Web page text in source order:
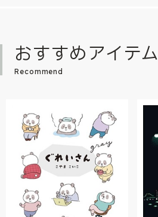
おすすめアイテム
Recommend